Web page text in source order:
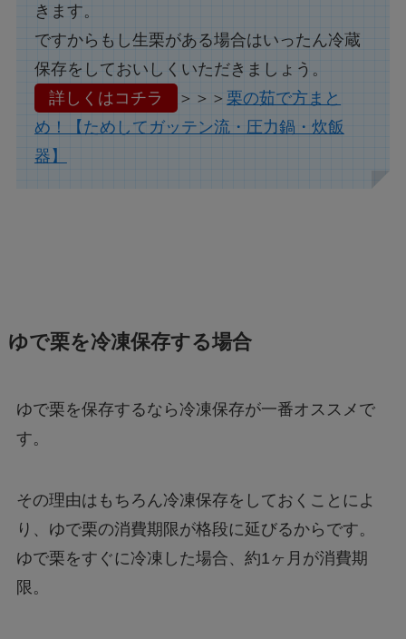
きます。
ですからもし生栗がある場合はいったん冷蔵
保存をしておいしくいただきましょう。
詳しくはコチラ
＞＞＞ 栗の茹で方まと
め！【ためしてガッテン流・圧力鍋・炊飯
器】
ゆで栗を冷凍保存する場合
ゆで栗を保存するなら冷凍保存が一番オススメで
す。
その理由はもちろん冷凍保存をしておくことによ
り、ゆで栗の消費期限が格段に延びるからです。
ゆで栗をすぐに冷凍した場合、約1ヶ月が消費期
限。